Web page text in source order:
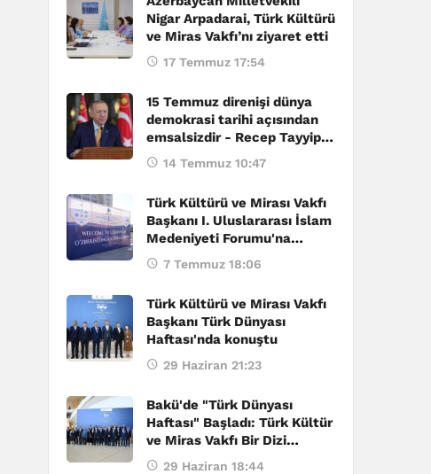
Nigar Arpadarai, Türk Kültürü
ve Miras Vakfı’nı ziyaret etti
17 Temmuz 17:54
15 Temmuz direnişi dünya
demokrasi tarihi açısından
emsalsizdir - Recep Tayyip
Erdoğan
14 Temmuz 10:47
Türk Kültürü ve Mirası Vakfı
Başkanı I. Uluslararası İslam
Medeniyeti Forumu'na
katıldı7 Temmuz 18:06
Türk Kültürü ve Mirası Vakfı
Başkanı Türk Dünyası
Haftası'nda konuştu
29 Haziran 21:23
Bakü'de "Türk Dünyası
Haftası" Başladı: Türk Kültür
ve Miras Vakfı Bir Dizi
Etkinliğe Ev Sahipliği Yapıyor
29 Haziran 18:44